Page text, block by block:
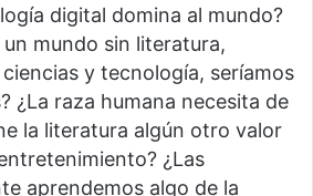
digital domina al mundo?
un mundo sin literatura,
y tecnología, seríamos
¿La raza humana necesita de
la literatura algún otro valor
¿Las
aprendemos algo de la